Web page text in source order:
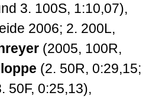
3. 100S, 1:10,07),
2006; 2. 200L,
(2005, 100R,
(2. 50R, 0:29,15;
50F, 0:25,13),